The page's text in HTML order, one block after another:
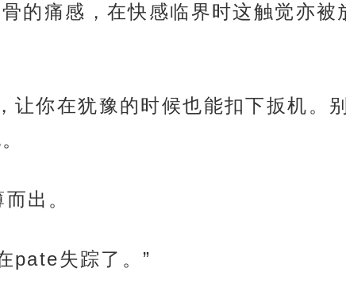
的痛感，在快感临界时这触觉亦被
让你在犹豫的时候也能扣下扳机。
出。
pate失踪了。”